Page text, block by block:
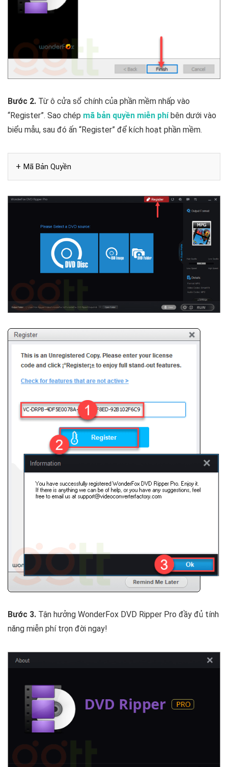
Bước 2. Từ ô cửa sổ chính của phần mềm nhấp vào
“Register”. Sao chép mã bản quyền miễn phíbên dưới vào
biểu mẫu, sau đó ấn “Register” để kích hoạt phần mềm.
Mã Bản Quyền
Bước 3. Tận hưởng WonderFox DVD Ripper Pro đầy đủ tính
năng miễn phí trọn đời ngay!